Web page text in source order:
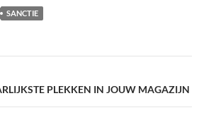
SANCTIE
PLEKKEN IN JOUW MAGAZIJN